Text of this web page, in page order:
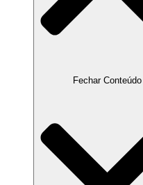
Fechar Conteúdo